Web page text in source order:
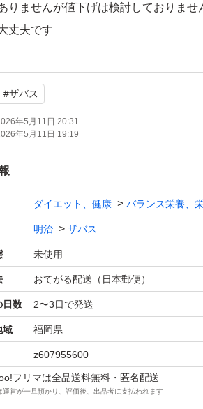
りませんが値下げは検討しておりませ
丈夫です
#ザバス
年5月11日 20:31
年5月11日 19:19
ダイエット、健康 バランス栄養、
明治 ザバス
未使用
おてがる配送（日本郵便）
日数 2〜3日で発送
域 福岡県
z607955600
フリマは全品送料無料・匿名配送
運営が一旦預かり、評価後、出品者に支払われます